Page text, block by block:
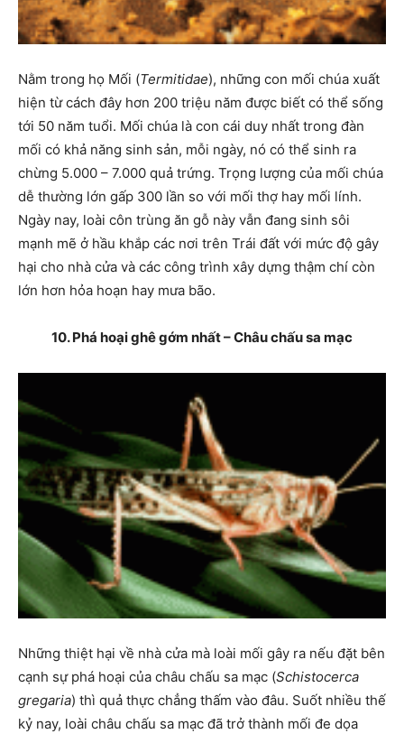
Nằm trong họ Mối (Termitidae), những con mối chúa xuất
hiện từ cách đây hơn 200 triệu năm được biết có thể sống
tới 50 năm tuổi. Mối chúa là con cái duy nhất trong đàn
mối có khả năng sinh sản, mỗi ngày, nó có thể sinh ra
chừng 5.000 – 7.000 quả trứng. Trọng lượng của mối chúa
dễ thường lớn gấp 300 lần so với mối thợ hay mối lính.
Ngày nay, loài côn trùng ăn gỗ này vẫn đang sinh sôi
mạnh mẽ ở hầu khắp các nơi trên Trái đất với mức độ gây
hại cho nhà cửa và các công trình xây dựng thậm chí còn
lớn hơn hỏa hoạn hay mưa bão.
10. Phá hoại ghê gớm nhất – Châu chấu sa mạc
Những thiệt hại về nhà cửa mà loài mối gây ra nếu đặt bên
cạnh sự phá hoại của châu chấu sa mạc (Schistocerca
gregaria) thì quả thực chẳng thấm vào đâu. Suốt nhiều thế
kỷ nay, loài châu chấu sa mạc đã trở thành mối đe dọa